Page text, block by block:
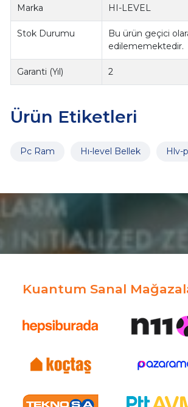
Marka HI-LEVEL
Stok Durumu
Bu ürün geçici
edilememektedir.
Garanti (Yıl) 2
Ürün Etiketleri
Pc Ram Hı-level Bellek Hlv-
Kuantum Sanal